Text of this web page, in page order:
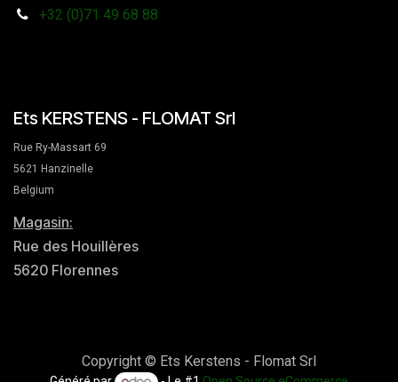
+32 (0)71 49 68 88
Ets KERSTENS - FLOMAT Srl
Rue Ry-Massart 69
5621 Hanzinelle
Belgium
Magasin:
Rue des Houillères
5620 Florennes
Copyright © Ets Kerstens - Flomat Srl